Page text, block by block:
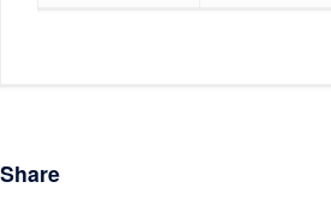
Share